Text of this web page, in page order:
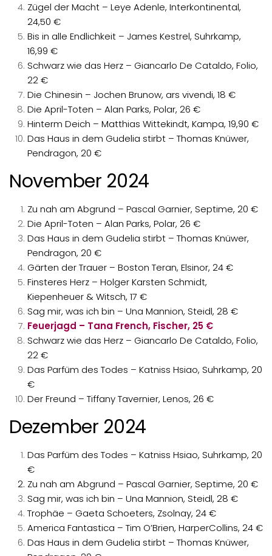
Zügel der Macht – Leye Adenle, Interkontinental,
24,50 €
Bis in alle Endlichkeit – James Kestrel, Suhrkamp,
16,99 €
Schwarz wie das Herz – Giancarlo De Cataldo, Folio,
22 €
Die Chinesin – Jochen Brunow, ars vivendi, 18 €
Die April-Toten – Alan Parks, Polar, 26 €
Hinterm Deich – Matthias Wittekindt, Kampa, 19,90 €
Das Haus in dem Gudelia stirbt – Thomas Knüwer,
Pendragon, 20 €
November 2024
Zu nah am Abgrund – Pascal Garnier, Septime, 20 €
Die April-Toten – Alan Parks, Polar, 26 €
Das Haus in dem Gudelia stirbt – Thomas Knüwer,
Pendragon, 20 €
Gärten der Trauer – Boston Teran, Elsinor, 24 €
Finsteres Herz – Holger Karsten Schmidt,
Kiepenheuer & Witsch, 17 €
Sag mir, was ich bin – Una Mannion, Steidl, 28 €
Feuerjagd – Tana French, Fischer, 25 €
Schwarz wie das Herz – Giancarlo De Cataldo, Folio,
22 €
Das Parfüm des Todes – Katniss Hsiao, Suhrkamp, 20
€
Der Freund – Tiffany Tavernier, Lenos, 26 €
Dezember 2024
Das Parfüm des Todes – Katniss Hsiao, Suhrkamp, 20
€
Zu nah am Abgrund – Pascal Garnier, Septime, 20 €
Sag mir, was ich bin – Una Mannion, Steidl, 28 €
Trophäe – Gaeta Schoeters, Zsolnay, 24 €
America Fantastica – Tim O’Brien, HarperCollins, 24 €
Das Haus in dem Gudelia stirbt – Thomas Knüwer,